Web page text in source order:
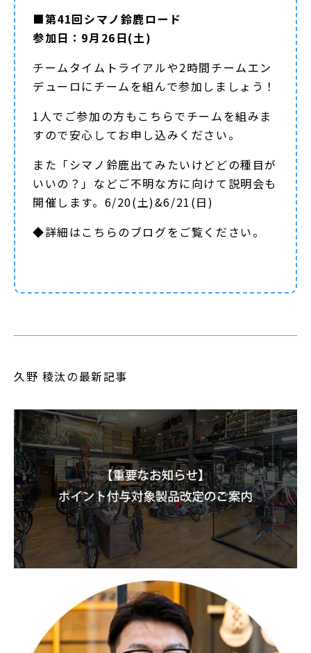
■第41回シマノ鈴鹿ロード
参加日：9月26日(土)
チームタイムトライアルや2時間チームエン
デューロにチームを組んで参加しましょう！
1人でご参加の方もこちらでチームを組みま
すので安心してお申し込みください。
また「シマノ鈴鹿出てみたいけどどの種目が
いいの？」などご不明な方に向けて説明会も
開催します。6/20(土)&6/21(日)
◆詳細はこちらのブログをご覧ください。
久野 稜汰の最新記事